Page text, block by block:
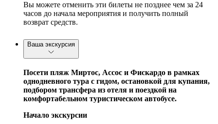
Вы можете отменить эти билеты не позднее чем за 24
часов до начала мероприятия и получить полный
возврат средств.
Ваша экскурсия
Посети пляж Миртос, Ассос и Фискардо в рамках
однодневного тура с гидом, остановкой для купания,
подбором трансфера из отеля и поездкой на
комфортабельном туристическом автобусе.
Начало экскурсии